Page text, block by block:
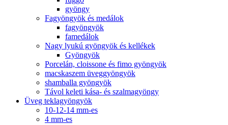
gyöngy
Fagyöngyök és medálok
fagyöngyök
famedálok
Nagy lyukú gyöngyök és kellékek
Gyöngyök
Porcelán, cloissone és fimo gyöngyök
macskaszem üveggyöngyök
shamballa gyöngyök
Távol keleti kása- és szalmagyöngy
Üveg teklagyöngyök
10-12-14 mm-es
4 mm-es